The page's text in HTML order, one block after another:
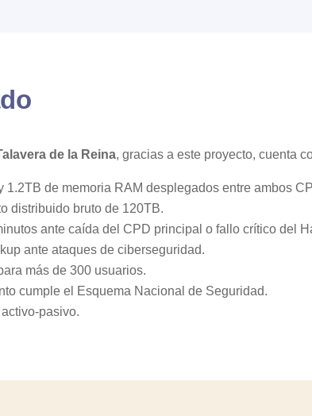
de la Reina, gracias a este proyecto, cuenta
1.2TB de memoria RAM desplegados entre ambos
distribuido bruto de 120TB.
ante caída del CPD principal o fallo crítico del
ante ataques de ciberseguridad.
más de 300 usuarios.
cumple el Esquema Nacional de Seguridad.
pasivo.